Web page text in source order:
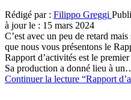
Rédigé par : Filippo Greggi
à jour le : 15 mars 2024
C’est avec un peu de retard
que nous vous présentons le
Rapport d’activités est le
Sa production a donné lieu à
Continuer la lecture “Rapport